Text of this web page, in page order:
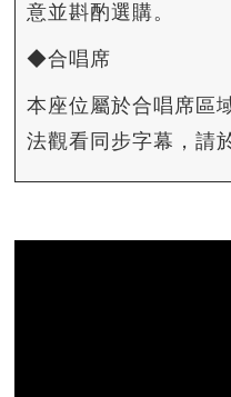
意並斟酌選購。
◆合唱席
本座位屬於合唱席區
法觀看同步字幕，請